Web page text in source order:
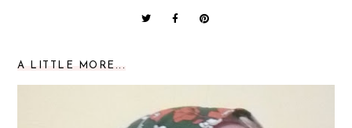
A LITTLE MORE...